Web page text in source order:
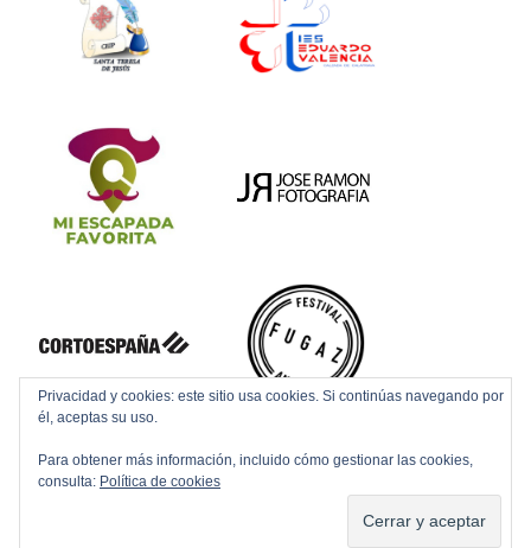
Privacidad y cookies: este sitio usa cookies. Si continúas navegando por
él, aceptas su uso.
Para obtener más información, incluido cómo gestionar las cookies,
consulta: Política de cookies